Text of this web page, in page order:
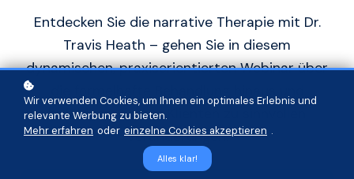
Entdecken Sie die narrative Therapie mit Dr.
Travis Heath – gehen Sie in diesem
dynamischen, praxisorientierten Webinar über
befähigen Sie Ihre Klienten zu sinnvollen
Veränderungen.
Wir verwenden Cookies, um Ihnen ein optimales Erlebnis und
relevante Werbung zu bieten.
Mehr erfahren oder einzelne Cookies akzeptieren .
Alles klar!